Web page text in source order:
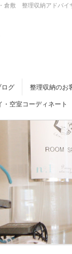
倉敷 整理収納アドバ
ログ 整理収納のお
空室コーディネート